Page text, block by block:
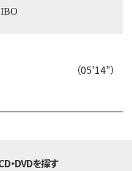
（05'14"）
・DVDを探す